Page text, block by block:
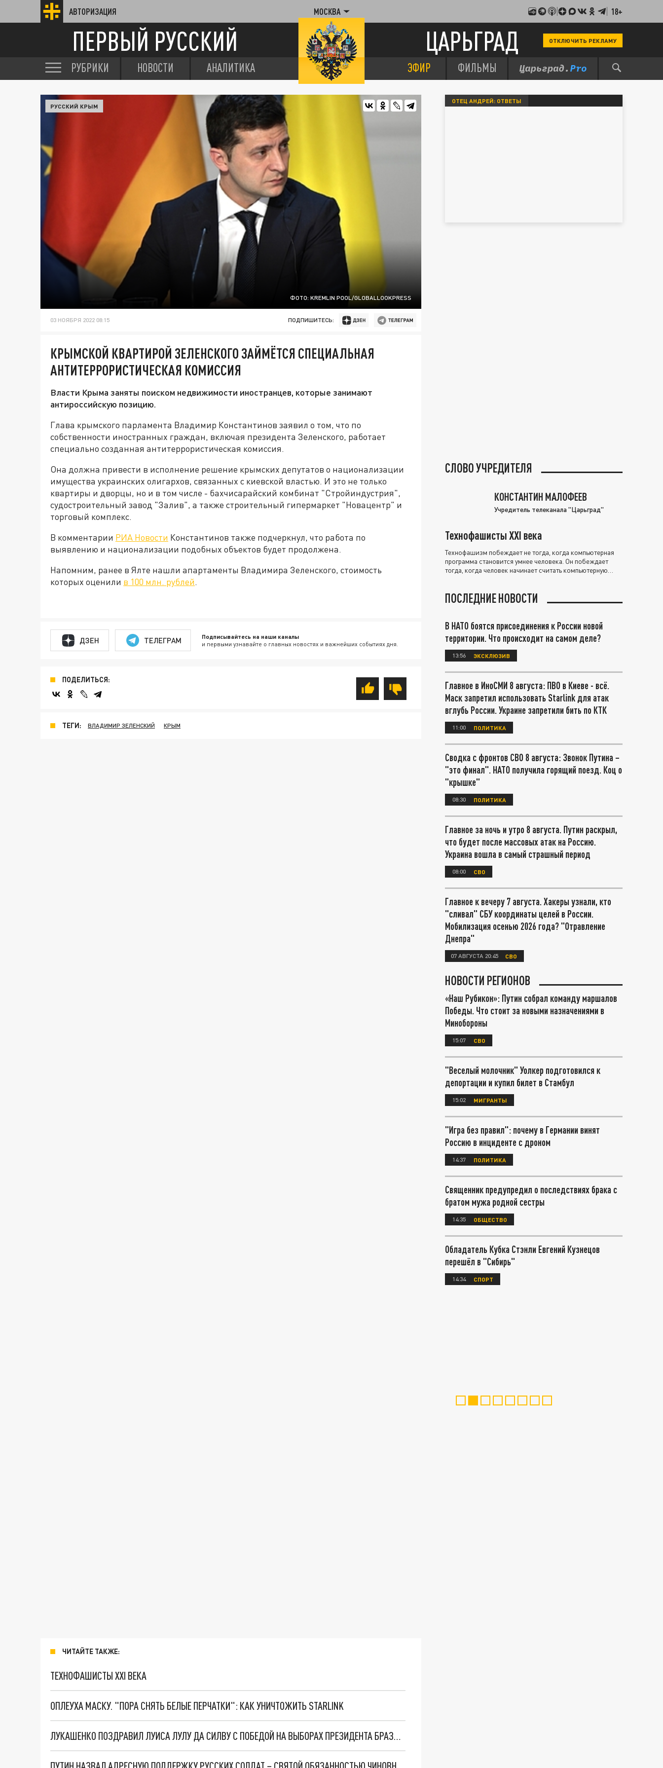
АВТОРИЗАЦИЯ МОСКВА 18+
ПЕРВЫЙ РУССКИЙ ЦАРЬГРАД ОТКЛЮЧИТЬ РЕКЛАМУ
РУБРИКИ НОВОСТИ АНАЛИТИКА ЭФИР ФИЛЬМЫ
ФОТО: KREMLIN POOL/GLOBALLOOKPRESS
РУССКИЙ КРЫМ
03 НОЯБРЯ 2022 08:15 ПОДПИШИТЕСЬ:
КРЫМСКОЙ КВАРТИРОЙ ЗЕЛЕНСКОГО ЗАЙМЁТСЯ СПЕЦИАЛЬНАЯ
АНТИТЕРРОРИСТИЧЕСКАЯ КОМИССИЯ
Власти Крыма заняты поиском недвижимости иностранцев, которые занимают
антироссийскую позицию.
Глава крымского парламента Владимир Константинов заявил о том, что по
собственности иностранных граждан, включая президента Зеленского, работает
специально созданная антитеррористическая комиссия.
Она должна привести в исполнение решение крымских депутатов о национализации
имущества украинских олигархов, связанных с киевской властью. И это не только
квартиры и дворцы, но и в том числе - бахчисарайский комбинат "Стройиндустрия",
судостроительный завод "Залив", а также строительный гипермаркет "Новацентр" и
торговый комплекс.
В комментарии РИА Новости Константинов также подчеркнул, что работа по
выявлению и национализации подобных объектов будет продолжена.
Напомним, ранее в Ялте нашли апартаменты Владимира Зеленского, стоимость
которых оценили в 100 млн. рублей.
ДЗЕН ТЕЛЕГРАМ Подписывайтесь на наши каналы
и первыми узнавайте о главных новостях и важнейших событиях дня.
ПОДЕЛИТЬСЯ:
ТЕГИ: ВЛАДИМИР ЗЕЛЕНСКИЙ КРЫМ
ЧИТАЙТЕ ТАКЖЕ:
ТЕХНОФАШИСТЫ XXI ВЕКА
ОПЛЕУХА МАСКУ. "ПОРА СНЯТЬ БЕЛЫЕ ПЕРЧАТКИ": КАК УНИЧТОЖИТЬ STARLINK
ЛУКАШЕНКО ПОЗДРАВИЛ ЛУИСА ЛУЛУ ДА СИЛВУ С ПОБЕДОЙ НА ВЫБОРАХ ПРЕЗИДЕНТА БРАЗИЛИИ
ОТЕЦ АНДРЕЙ: ОТВЕТЫ
СЛОВО УЧРЕДИТЕЛЯ
КОНСТАНТИН МАЛОФЕЕВ
Учредитель телеканала "Царьград"
Технофашисты XXI века
Технофашизм побеждает не тогда, когда компьютерная
программа становится умнее человека. Он побеждает
тогда, когда человек начинает считать компьютерную
ПОСЛЕДНИЕ НОВОСТИ
В НАТО боятся присоединения к России новой
территории. Что происходит на самом деле?
13:56 ЭКСКЛЮЗИВ
Главное в ИноСМИ 8 августа: ПВО в Киеве - всё.
Маск запретил использовать Starlink для атак
вглубь России. Украине запретили бить по КТК
11:00 ПОЛИТИКА
Сводка с фронтов СВО 8 августа: Звонок Путина –
"это финал". НАТО получила горящий поезд. Коц о
"крышке"
08:30 ПОЛИТИКА
Главное за ночь и утро 8 августа. Путин раскрыл,
что будет после массовых атак на Россию.
Украина вошла в самый страшный период
08:00 СВО
Главное к вечеру 7 августа. Хакеры узнали, кто
"сливал" СБУ координаты целей в России.
Мобилизация осенью 2026 года? "Отравление
Днепра"
07 АВГУСТА 20:45 СВО
НОВОСТИ РЕГИОНОВ
«Наш Рубикон»: Путин собрал команду маршалов
Победы. Что стоит за новыми назначениями в
Минобороны
15:07 СВО
"Веселый молочник" Уолкер подготовился к
депортации и купил билет в Стамбул
15:02 МИГРАНТЫ
"Игра без правил": почему в Германии винят
Россию в инциденте с дроном
14:37 ПОЛИТИКА
Священник предупредил о последствиях брака с
братом мужа родной сестры
14:35 ОБЩЕСТВО
Обладатель Кубка Стэнли Евгений Кузнецов
перешёл в "Сибирь"
14:34 СПОРТ